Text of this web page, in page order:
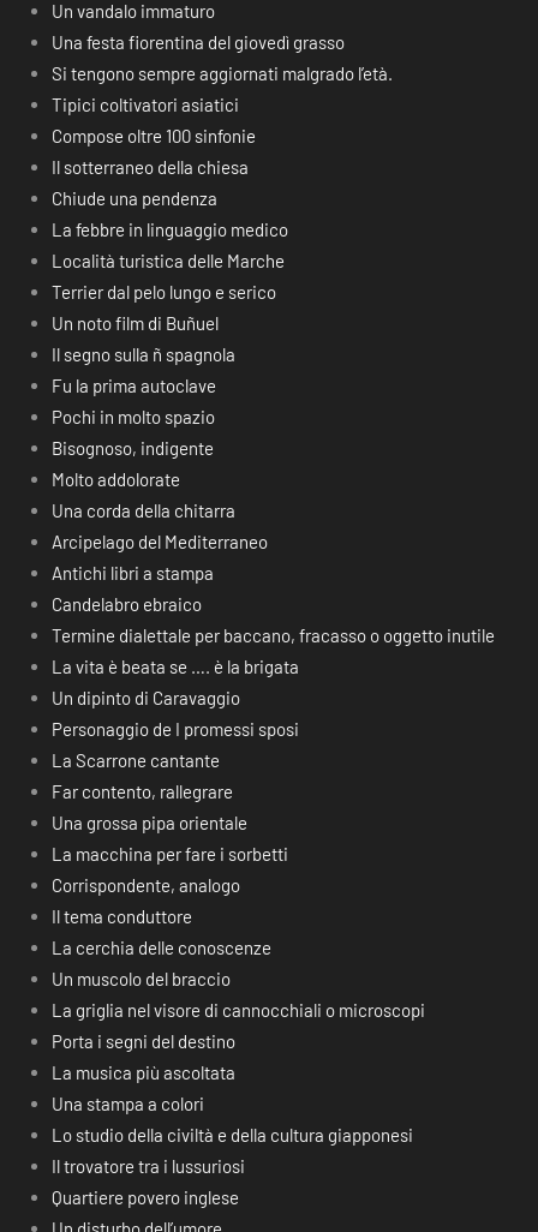
Un vandalo immaturo
Una festa fiorentina del giovedì grasso
Si tengono sempre aggiornati malgrado l’età.
Tipici coltivatori asiatici
Compose oltre 100 sinfonie
Il sotterraneo della chiesa
Chiude una pendenza
La febbre in linguaggio medico
Località turistica delle Marche
Terrier dal pelo lungo e serico
Un noto film di Buñuel
Il segno sulla ñ spagnola
Fu la prima autoclave
Pochi in molto spazio
Bisognoso, indigente
Molto addolorate
Una corda della chitarra
Arcipelago del Mediterraneo
Antichi libri a stampa
Candelabro ebraico
Termine dialettale per baccano, fracasso o oggetto inutile
La vita è beata se …. è la brigata
Un dipinto di Caravaggio
Personaggio de I promessi sposi
La Scarrone cantante
Far contento, rallegrare
Una grossa pipa orientale
La macchina per fare i sorbetti
Corrispondente, analogo
Il tema conduttore
La cerchia delle conoscenze
Un muscolo del braccio
La griglia nel visore di cannocchiali o microscopi
Porta i segni del destino
La musica più ascoltata
Una stampa a colori
Lo studio della civiltà e della cultura giapponesi
Il trovatore tra i lussuriosi
Quartiere povero inglese